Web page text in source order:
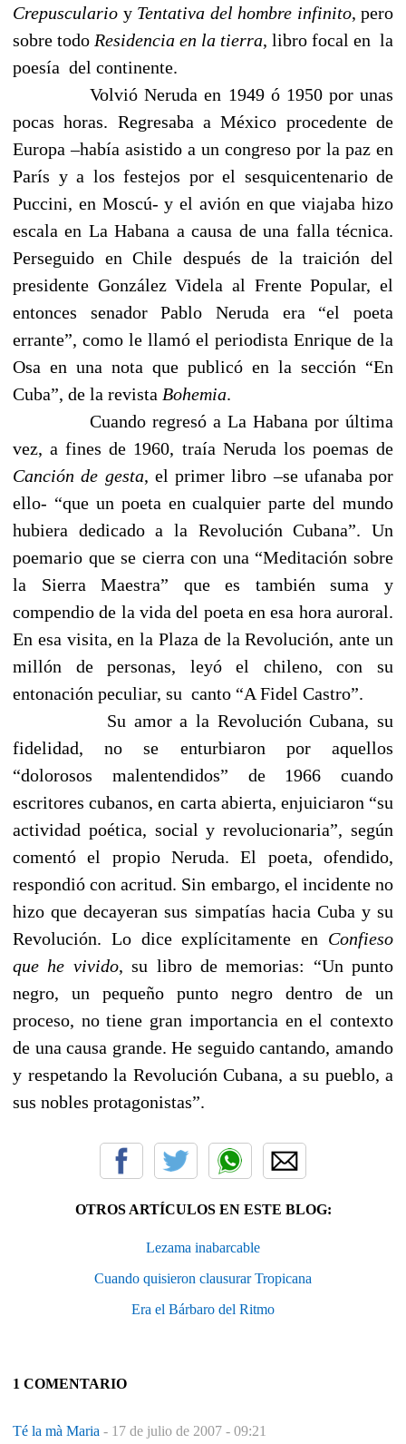
Crepusculario y Tentativa del hombre infinito, pero
sobre todo Residencia en la tierra, libro focal en la
poesía del continente.
Volvió Neruda en 1949 ó 1950 por unas
pocas horas. Regresaba a México procedente de
Europa –había asistido a un congreso por la paz en
París y a los festejos por el sesquicentenario de
Puccini, en Moscú- y el avión en que viajaba hizo
escala en La Habana a causa de una falla técnica.
Perseguido en Chile después de la traición del
presidente González Videla al Frente Popular, el
entonces senador Pablo Neruda era “el poeta
errante”, como le llamó el periodista Enrique de la
Osa en una nota que publicó en la sección “En
Cuba”, de la revista Bohemia.
Cuando regresó a La Habana por última
vez, a fines de 1960, traía Neruda los poemas de
Canción de gesta, el primer libro –se ufanaba por
ello- “que un poeta en cualquier parte del mundo
hubiera dedicado a la Revolución Cubana”. Un
poemario que se cierra con una “Meditación sobre
la Sierra Maestra” que es también suma y
compendio de la vida del poeta en esa hora auroral.
En esa visita, en la Plaza de la Revolución, ante un
millón de personas, leyó el chileno, con su
entonación peculiar, su canto “A Fidel Castro”.
Su amor a la Revolución Cubana, su
fidelidad, no se enturbiaron por aquellos
“dolorosos malentendidos” de 1966 cuando
escritores cubanos, en carta abierta, enjuiciaron “su
actividad poética, social y revolucionaria”, según
comentó el propio Neruda. El poeta, ofendido,
respondió con acritud. Sin embargo, el incidente no
hizo que decayeran sus simpatías hacia Cuba y su
Revolución. Lo dice explícitamente en Confieso
que he vivido, su libro de memorias: “Un punto
negro, un pequeño punto negro dentro de un
proceso, no tiene gran importancia en el contexto
de una causa grande. He seguido cantando, amando
y respetando la Revolución Cubana, a su pueblo, a
sus nobles protagonistas”.
OTROS ARTÍCULOS EN ESTE BLOG:
Lezama inabarcable
Cuando quisieron clausurar Tropicana
Era el Bárbaro del Ritmo
1 COMENTARIO
Té la mà Maria - 17 de julio de 2007 - 09:21